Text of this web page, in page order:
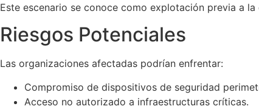
Este escenario se conoce como explotación previa a
Riesgos Potenciales
Las organizaciones afectadas podrían enfrentar:
Compromiso de dispositivos de seguridad
Acceso no autorizado a infraestructuras críticas.